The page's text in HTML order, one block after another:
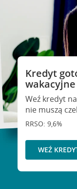
Kredyt
Weź kredyt
nie muszą
RRSO: 9,6%
WEŹ